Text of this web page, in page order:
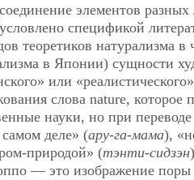
элементов
спецификой
теоретиков натурализма
в Японии) сущности
или
слова nature, которое
науки, но при
самом деле» (ару-га-мама),
природой» (тэнти-сидзэн
— это изображение поры